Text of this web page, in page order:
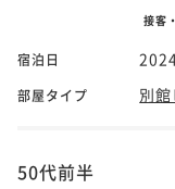
接客
宿泊日
部屋タイプ 別
50代前半